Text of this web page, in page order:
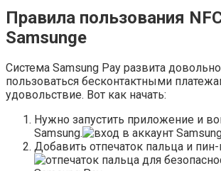
Правила пользования
Samsunge
Система Samsung Pay развита
пользоваться бесконтактными
удовольствие. Вот как начать:
Нужно запустить приложение и
Samsung.
Добавить отпечаток пальца и пин-